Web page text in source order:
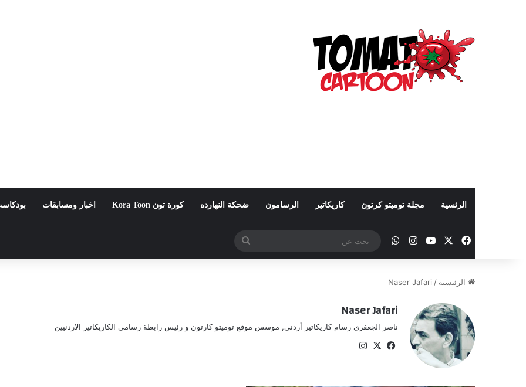
الرئسية مجلة توميتو كرتون كاريكاتير الرسامون ضحكة النهارده كورة تون Kora Toon اخبار ومسابقات
فيسبوك ‫YouTube
انستقرامواتساب
بحث
عن
الرئيسية /
Naser Jafari
Naser Jafari
ناصر الجعفري رسام كاريكاتير أردني, موسس موقع توميتو كارتون و رئيس رابطة رسامي الكاريكاتير الاردنيين
فيسبوك
‫X